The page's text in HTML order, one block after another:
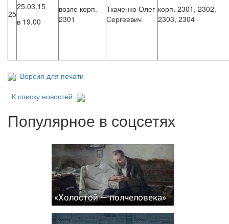
25
25.03.15
в 19.00
возле корп.
2301
Ткаченко Олег
Сергеевич
корп. 2301, 2302,
2303, 2304
Версия для печати
К списку новостей
Популярное в соцсетях
«Холостой — полчеловека»